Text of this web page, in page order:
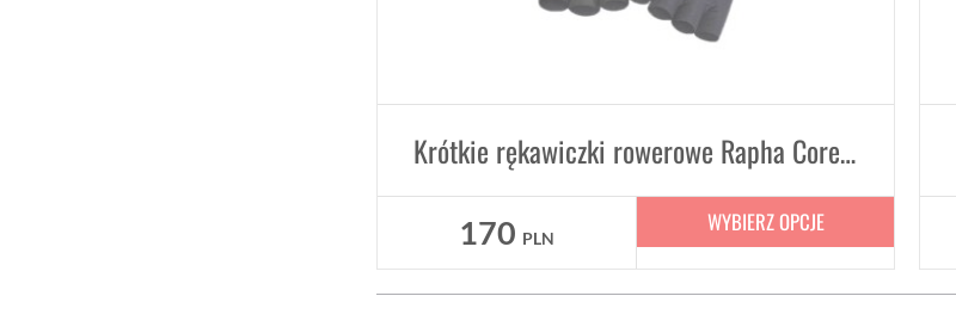
Krótkie rękawiczki rowerowe Rapha Core bez palców
170 PLN
WYBIERZ OPCJE